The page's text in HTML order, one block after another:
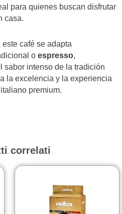
para quienes buscan disfrutar
casa.
café se adapta
o espresso,
sabor intenso de la tradición
la excelencia y la experiencia
premium.
correlati